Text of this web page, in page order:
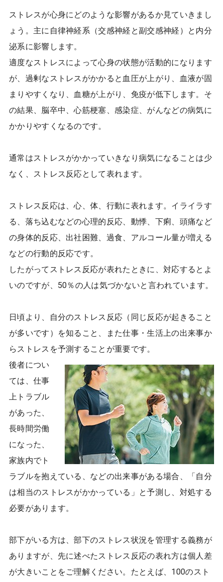
ストレスが心身にどのような影響があるか見ていきまし
ょう。主に自律神経系（交感神経と副交感神経）と内分
泌系に影響します。
適度なストレスによって心身の状態が活動的になります
が、過剰なストレスがかかると血圧が上がり、血液が固
まりやすくなり、血糖が上がり、免疫が低下します。そ
の結果、脳卒中、心筋梗塞、感染症、がんなどの病気に
かかりやすくなるのです。
通常はストレスがかかっていきなり病気になることは少
なく、ストレス反応として表れます。
ストレス反応は、心、体、行動に表れます。イライラす
る、落ち込むなどの心理的反応、動悸、下痢、頭痛など
の身体的反応、出社困難、過食、アルコール量が増える
などの行動的反応です。
したがってストレス反応が表れたときに、対応するとよ
いのですが、50％の人は気づかないと言われています。
日頃より、自分のストレス反応（同じ反応が起きること
が多いです）を知ること、また仕事・生活上の出来事か
らストレスを予測することが重要です。
後者につい
ては、仕事
上トラブル
があった、
長時間労働
になった、
家族内でト
ラブルを抱えている、などの出来事がある場合、「自分
は相当のストレスがかかっている」と予測し、対処する
必要があります。
部下がいる方は、部下のストレス状況を管理する義務が
ありますが、先に述べたストレス反応の表れ方は個人差
が大きいことをご理解ください。たとえば、100のスト